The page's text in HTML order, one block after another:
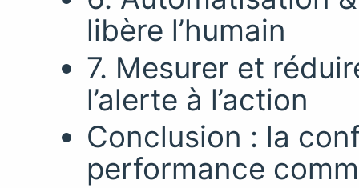
libère l’humain
7. Mesurer et
l’alerte à l’action
Conclusion : la
performance